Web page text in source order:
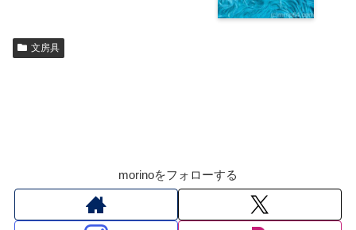
文房具
morinoをフォローする